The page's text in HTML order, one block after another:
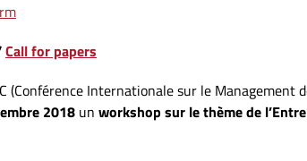
Call for papers
(Conférence Internationale sur le
2018 un workshop sur le thème de